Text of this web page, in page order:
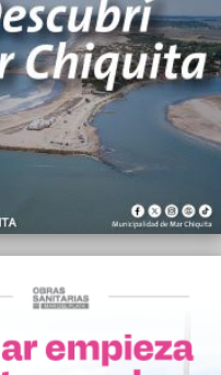
criticó al Gobierno por los
Crush
es el nuevo entrenador de
interesante camino para la
países del Mercosur”, expresó
un acuerdo programático para
a concejal, Valeria